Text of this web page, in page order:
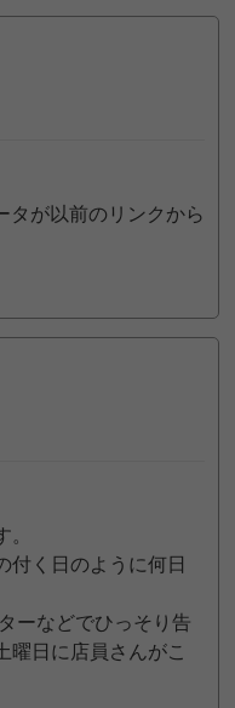
タが以前のリンクから
付く日のように何日
ーなどでひっそり告
曜日に店員さんがこ